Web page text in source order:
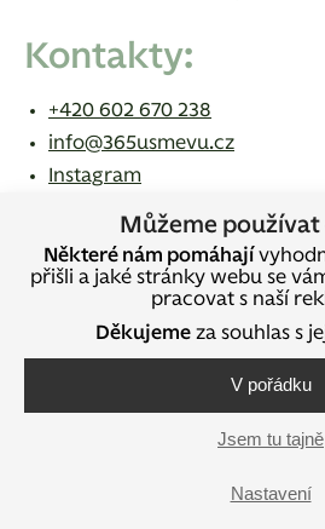
Můžeme používat
Některé nám pomáhají
přišli a jaké stránky webu se
pracovat s naší
Děkujemeza souhlas s
V pořádku
Jsem tu tajně
Nastavení
Kontakty:
+420 602 670 238
info@365usmevu.cz
Instagram
KOUČOVNA:Havlíčkovo nábřeží
Sdílejte na